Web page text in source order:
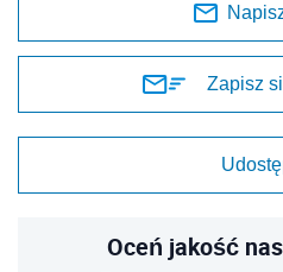
Zapisz
Oceń jakość